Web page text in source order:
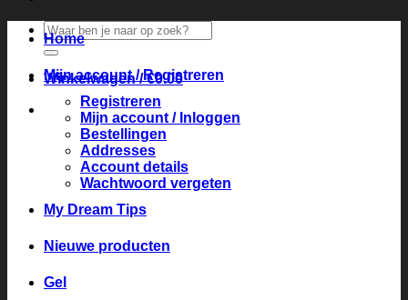
Zoeken
naar:
Winkelwagen /€0.00
Home
Mijn account / Registreren
Registreren
Mijn account / Inloggen
Bestellingen
Addresses
Account details
Wachtwoord vergeten
My Dream Tips
Nieuwe producten
Gel